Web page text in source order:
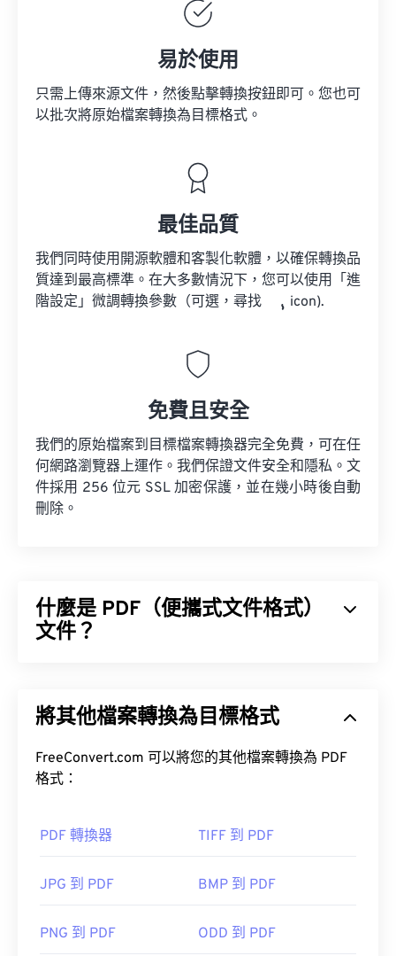
易於使用
只需上傳來源文件，然後點擊轉換按鈕即可。您也可
以批次將原始檔案轉換為目標格式。
最佳品質
我們同時使用開源軟體和客製化軟體，以確保轉換品
質達到最高標準。在大多數情況下，您可以使用「進
階設定」微調轉換參數（可選，尋找
icon).
免費且安全
我們的原始檔案到目標檔案轉換器完全免費，可在任
何網路瀏覽器上運作。我們保證文件安全和隱私。文
件採用 256 位元 SSL 加密保護，並在幾小時後自動
刪除。
什麼是 PDF（便攜式文件格式）
文件？
類型之一。 PDF 如此受歡迎的原因在於它可以保留
上看起來都完全一樣。
如何開啟 PDF 檔案？
Acrobat Reader
。 Adobe 創建了 PDF 標準，其程序
將其他檔案轉換為目標格式
FreeConvert.com 可以將您的其他檔案轉換為 PDF
格式：
PDF 轉換器 TIFF 到 PDF
JPG 到 PDF BMP 到 PDF
PNG 到 PDF ODD 到 PDF